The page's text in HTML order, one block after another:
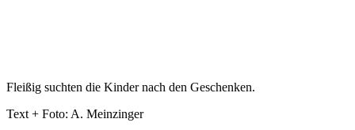
Fleißig suchten die Kinder nach den Geschenken.
Text + Foto: A. Meinzinger